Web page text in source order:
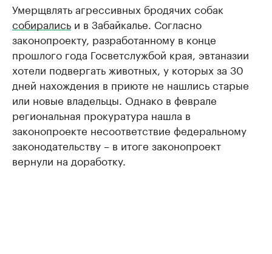
Умерщвлять агрессивных бродячих собак
собирались и в Забайкалье. Согласно
законопроекту, разработанному в конце
прошлого года Госветслужбой края, эвтаназии
хотели подвергать животных, у которых за 30
дней нахождения в приюте не нашлись старые
или новые владельцы. Однако в феврале
региональная прокуратура нашла в
законопроекте несоответствие федеральному
законодательству – в итоге законопроект
вернули на доработку.